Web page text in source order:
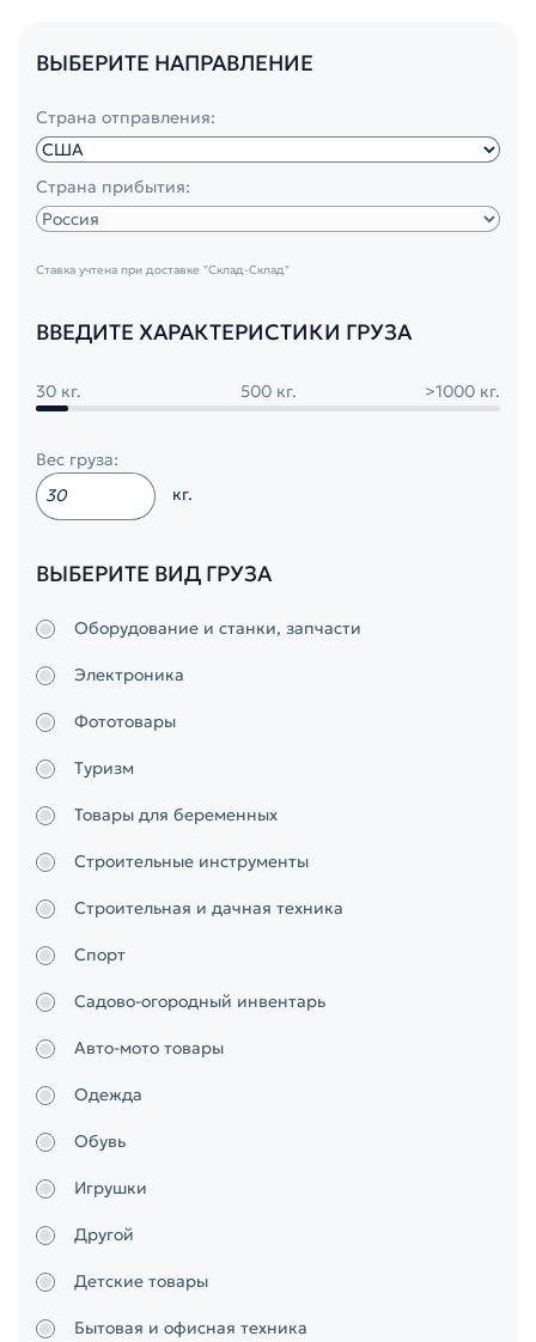
ВЫБЕРИТЕ НАПРАВЛЕНИЕ
Страна отправления:
Страна прибытия:
Ставка учтена при доставке "Склад-Склад"
ВВЕДИТЕ ХАРАКТЕРИСТИКИ ГРУЗА
30 кг. 500 кг. >1000 кг.
Вес груза:
кг.
ВЫБЕРИТЕ ВИД ГРУЗА
Оборудование и станки, запчасти
Электроника
Фототовары
Туризм
Товары для беременных
Строительные инструменты
Строительная и дачная техника
Спорт
Садово-огородный инвентарь
Авто-мото товары
Одежда
Обувь
Игрушки
Другой
Детские товары
Бытовая и офисная техника